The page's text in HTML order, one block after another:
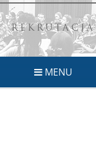
REKRUTACJA
MENU